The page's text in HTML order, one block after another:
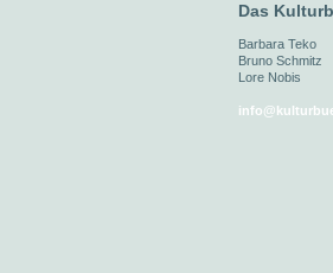
Das
Barbara Teko
Bruno Schmitz
Lore Nobis